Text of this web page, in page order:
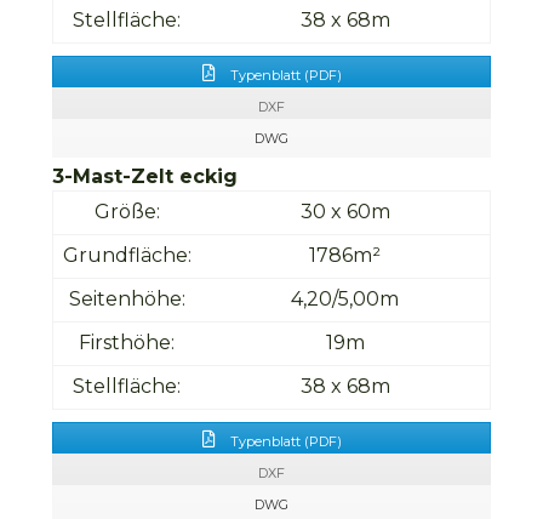
Stellfläche:
38 x 68m
Typenblatt (PDF)
DXF
DWG
3-Mast-Zelt eckig
Größe:
30 x 60m
Grundfläche:
1786m²
Seitenhöhe:
4,20/5,00m
Firsthöhe:
19m
Stellfläche:
38 x 68m
Typenblatt (PDF)
DXF
DWG